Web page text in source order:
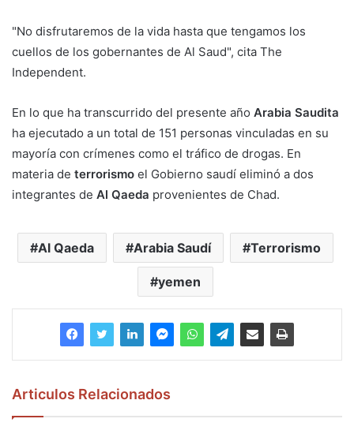
"No disfrutaremos de la vida hasta que tengamos los
cuellos de los gobernantes de Al Saud", cita The
Independent.
En lo que ha transcurrido del presente año Arabia Saudita
ha ejecutado a un total de 151 personas vinculadas en su
mayoría con crímenes como el tráfico de drogas. En
materia de terrorismo el Gobierno saudí eliminó a dos
integrantes de Al Qaeda provenientes de Chad.
Al Qaeda Arabia Saudí Terrorismo
yemen
Articulos Relacionados